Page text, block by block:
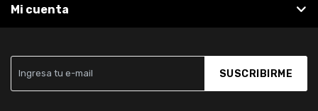
SUSCRIBIRME
Mi cuenta